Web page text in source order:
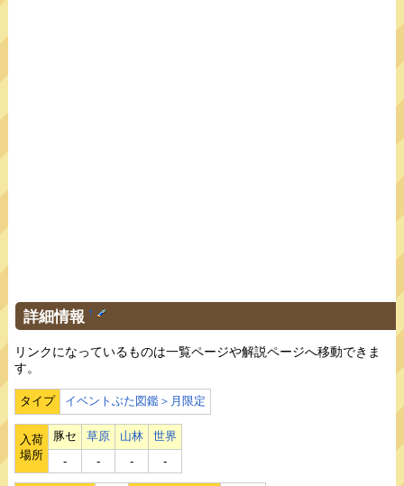
詳細情報 †
リンクになっているものは一覧ページや解説ページへ移動できま
す。
タイプ イベントぶた図鑑＞月限定
入荷
場所
豚セ 草原 山林
世界
‐
‐ ‐ ‐